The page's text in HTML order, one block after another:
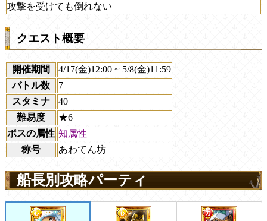
攻撃を受けても倒れない
クエスト概要
開催期間
4/17(金)12:00 ~ 5/8(金)11:59
バトル数
7
スタミナ
40
難易度
★6
ボスの属性 知属性
称号
あわてん坊
船長別攻略パーティ